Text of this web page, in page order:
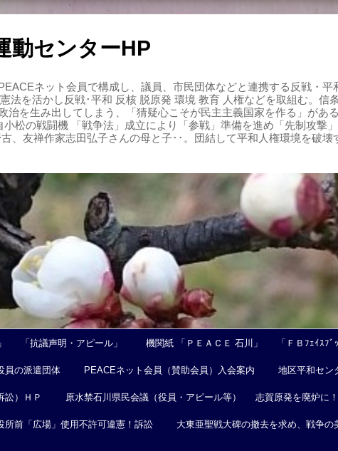
動センターHP
ネット会員で構成し、議員、市民団体などと連携する反戦・平
法を活かし反戦･平和 反核 脱原発 環境 教育 人権などを取組む。信
治を生み出してしまう、「猜疑心こそが民主主義国家を作る」があ
松の戦闘機 「戦争法」成立により「参戦」準備を進め「先制攻撃
、友禅作家志田弘子さんの母と子･･。団結して平和人権環境を破
「抗議声明・アピール」 機関紙 「ＰＥＡＣＥ 石川」 「ＦＢﾌｪｲｽﾌ
の派遣団体 PEACEネット会員（賛助会員）入会案内 地区平和セン
訟）ＨＰ 原水禁石川県民会議（役員・アピール等） 志賀原発を廃炉に
所前「広場」使用不許可違憲！訴訟 大東亜聖戦大碑の撤去を求め、戦争の